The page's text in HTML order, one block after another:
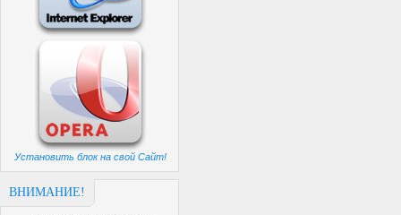
Установить блок на свой Сайт!
ВНИМАНИЕ!